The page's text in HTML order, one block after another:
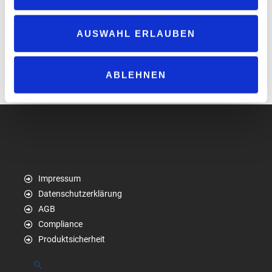
AUSWAHL ERLAUBEN
ABLEHNEN
über einfach zu programmierende Apps mehrere Ladepunkte an
einem Bezahlterminal zusammenfasst. Alternativ ist mit dem
OPP-C60 & SCR-C & COR eine traditionelle PIN-Pad-Lösung mit
Impressum
Datenschutzerklärung
AGB
Compliance
Produktsicherheit
Suchen